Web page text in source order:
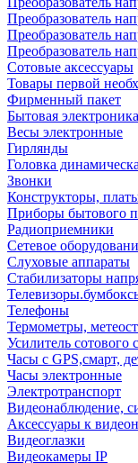
Преобразователь
Преобразователь
Преобразователь
Сотовые аксессуары
Товары первой
Фирменный пакет
Бытовая электроника
Весы электронные
Гирлянды
Головка
Звонки
Конструкторы,
Приборы бытового
Радиоприемники
Сетевое
Слуховые аппараты
Стабилизаторы
Телефоны
Термометры,
Усилитель сотового
Часы с GPS,смарт,
Часы электронные
Электротранспорт
Видеонаблюдение,
Аксессуары к
Видеоглазки
Видеокамеры IP